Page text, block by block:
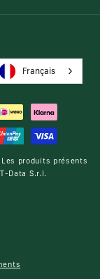
Français
produits présents
T-Data S.r.l.